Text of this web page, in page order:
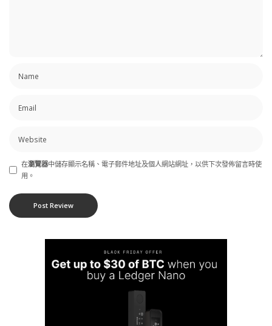
在瀏覽器中儲存顯示名稱、電子郵件地址及個人網站網址，以供下次發佈留言時使
用。